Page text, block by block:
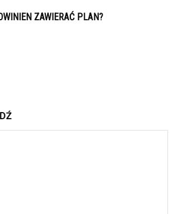
ZAWIERAĆ PLAN?